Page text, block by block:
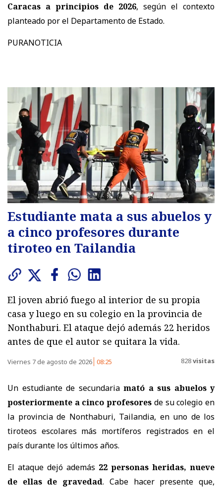
Caracas a principios de 2026, según el contexto
planteado por el Departamento de Estado.
PURANOTICIA
Estudiante mata a sus abuelos y
a cinco profesores durante
tiroteo en Tailandia
El joven abrió fuego al interior de su propia
casa y luego en su colegio en la provincia de
Nonthaburi. El ataque dejó además 22 heridos
antes de que el autor se quitara la vida.
Viernes 7 de agosto de 2026 08:25 828visitas
Un estudiante de secundaria mató a sus abuelos y
posteriormente a cinco profesores de su colegio en
la provincia de Nonthaburi, Tailandia, en uno de los
tiroteos escolares más mortíferos registrados en el
país durante los últimos años.
El ataque dejó además 22 personas heridas, nueve
de ellas de gravedad. Cabe hacer presente que,